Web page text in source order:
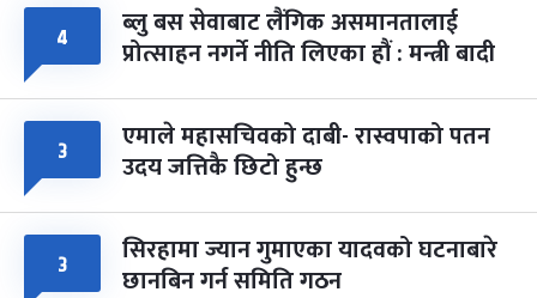
४ ब्लु बस सेवाबाट लैंगिक असमानतालाई
प्रोत्साहन नगर्ने नीति लिएका हौं : मन्त्री बादी
३ एमाले महासचिवको दाबी- रास्वपाको पतन
उदय जत्तिकै छिटो हुन्छ
३ सिरहामा ज्यान गुमाएका यादवको घटनाबारे
छानबिन गर्न समिति गठन